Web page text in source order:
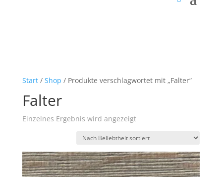
Start/ Shop / Produkte verschlagwortet mit „Falter“
Falter
Einzelnes Ergebnis wird angezeigt